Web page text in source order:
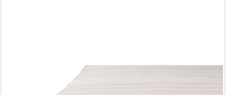
Kaltschaummatratze 7-Zonen Matratze Wellness - H2, H3, H4 &
H5, 18 cm hoch, verschiedene Größen & Härtegrade -